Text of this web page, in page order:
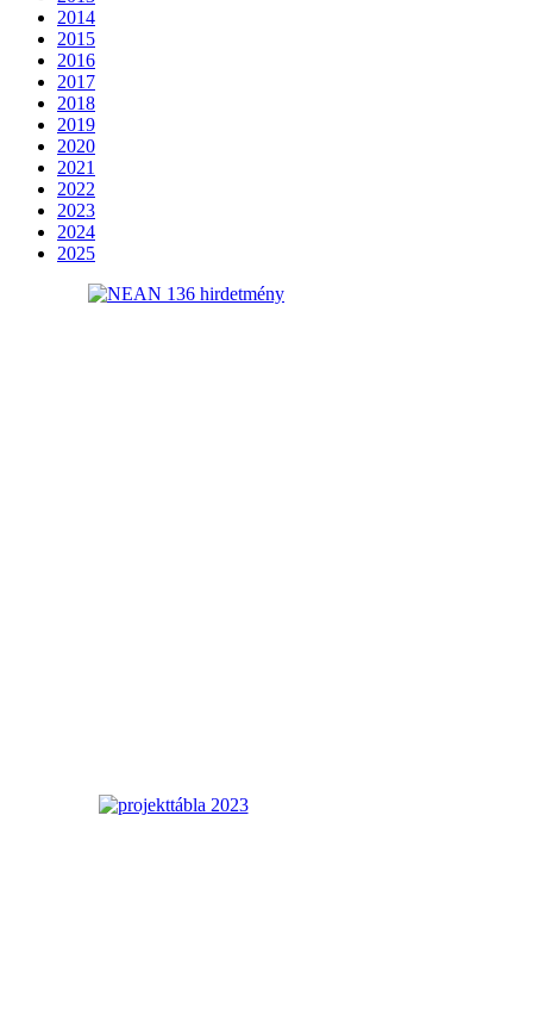
2014
2015
2016
2017
2018
2019
2020
2021
2022
2023
2024
2025